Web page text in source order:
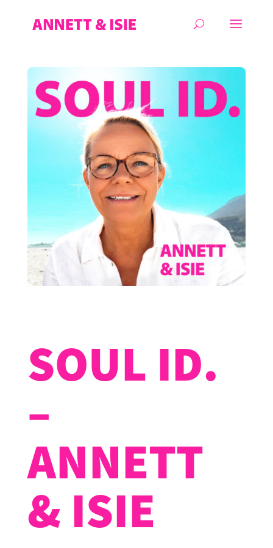
SOUL ID.
–
ANNETT
& ISIE